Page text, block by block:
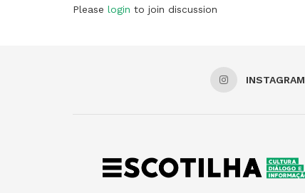
Please login to join discussion
INSTAGRAM